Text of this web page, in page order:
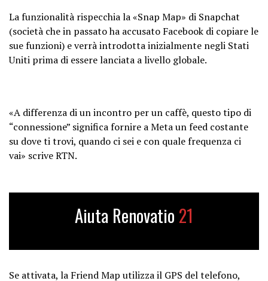
La funzionalità rispecchia la «Snap Map» di Snapchat
(società che in passato ha accusato Facebook di copiare le
sue funzioni) e verrà introdotta inizialmente negli Stati
Uniti prima di essere lanciata a livello globale.
«A differenza di un incontro per un caffè, questo tipo di
“connessione” significa fornire a Meta un feed costante
su dove ti trovi, quando ci sei e con quale frequenza ci
vai» scrive RTN.
Aiuta Renovatio 21
Se attivata, la Friend Map utilizza il GPS del telefono,